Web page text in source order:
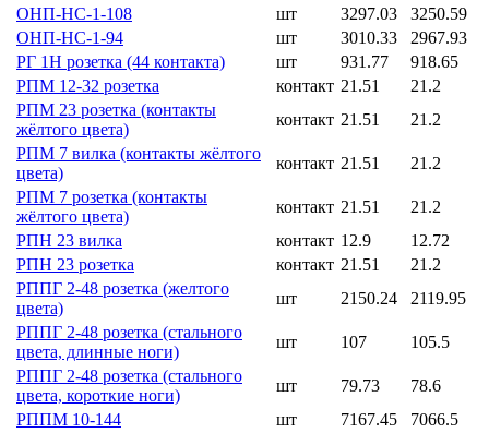
ОНП-НС-1-108 шт 3297.03
3250.59
ОНП-НС-1-94
шт 3010.33
2967.93
РГ 1Н розетка (44 контакта)
шт 931.77
918.65
РПМ 12-32 розетка
контакт 21.51
21.2
РПМ 23 розетка (контакты
жёлтого цвета)
контакт 21.51
21.2
РПМ 7 вилка (контакты жёлтого
цвета)
контакт 21.51
21.2
РПМ 7 розетка (контакты
жёлтого цвета)
контакт 21.51
21.2
РПН 23 вилка
контакт 12.9
12.72
РПН 23 розетка
контакт 21.51
21.2
РППГ 2-48 розетка (желтого
цвета)
шт 2150.24
2119.95
РППГ 2-48 розетка (стального
цвета, длинные ноги)
шт 107
105.5
РППГ 2-48 розетка (стального
цвета, короткие ноги)
шт 79.73
78.6
РППМ 10-144
шт 7167.45
7066.5